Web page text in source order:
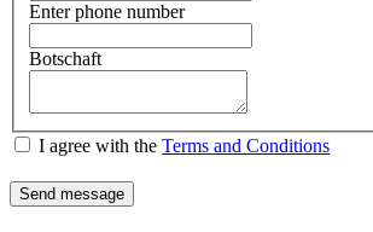
Enter phone number
Botschaft
I agree with the Terms and Conditions
Send message